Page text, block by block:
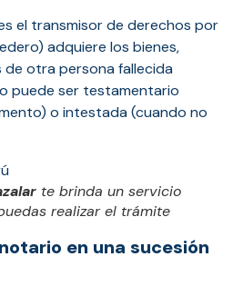
el transmisor de derechos por
adquiere los bienes,
otra persona fallecida
puede ser testamentario
o intestada (cuando no
te brinda un servicio
realizar el trámite
en una sucesión